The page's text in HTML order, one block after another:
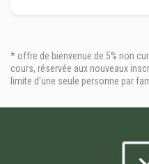
* offre de bienvenue de 5% non
cours, réservée aux nouveaux
limite d'une seule personne par